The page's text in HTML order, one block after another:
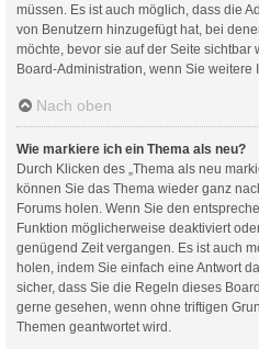
müssen. Es ist auch möglich, dass die
von Benutzern hinzugefügt hat, bei
möchte, bevor sie auf der Seite sichtbar
Board-Administration, wenn Sie weitere
Nach oben
Wie markiere ich ein Thema als neu?
Durch Klicken des „Thema als neu
können Sie das Thema wieder ganz
Forums holen. Wenn Sie den
Funktion möglicherweise deaktiviert
genügend Zeit vergangen. Es ist auch
holen, indem Sie einfach eine Antwort
sicher, dass Sie die Regeln dieses
gerne gesehen, wenn ohne triftigen
Themen geantwortet wird.